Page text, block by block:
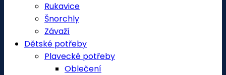
Rukavice
Šnorchly
Závaží
Dětské potřeby
Plavecké potřeby
Oblečení